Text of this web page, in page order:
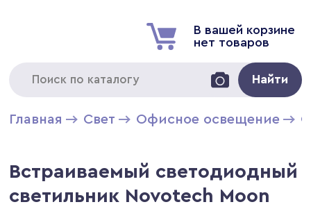
В вашей корзине
нет товаров
Найти
Главная Свет Офисное освещение
Встраиваемый светодиодный
светильник Novotech Moon